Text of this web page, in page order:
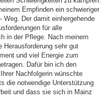
Empfinden ein schwieriger
Weg. Der damit einhergehende
für alle
in der Pflege. Nach meinem
Herausforderung sehr gut
und viel Energie zum
Dafür bin ich den
Nachfolgerin wünschte
die notwendige Unterstützung
und dass sie sich in Mainz